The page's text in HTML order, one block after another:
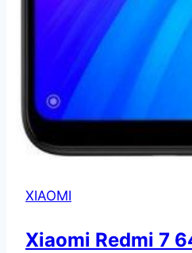
XIAOMI
Xiaomi Redmi 7